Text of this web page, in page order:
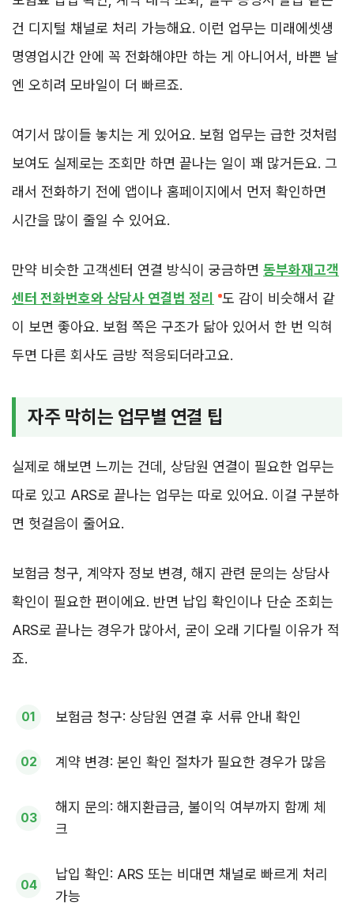
건 디지털 채널로 처리 가능해요. 이런 업무는 미래에셋생
명영업시간 안에 꼭 전화해야만 하는 게 아니어서, 바쁜 날
엔 오히려 모바일이 더 빠르죠.
여기서 많이들 놓치는 게 있어요. 보험 업무는 급한 것처럼
보여도 실제로는 조회만 하면 끝나는 일이 꽤 많거든요. 그
래서 전화하기 전에 앱이나 홈페이지에서 먼저 확인하면
시간을 많이 줄일 수 있어요.
만약 비슷한 고객센터 연결 방식이 궁금하면 동부화재고객
센터 전화번호와 상담사 연결법 정리 도 감이 비슷해서 같
이 보면 좋아요. 보험 쪽은 구조가 닮아 있어서 한 번 익혀
두면 다른 회사도 금방 적응되더라고요.
자주 막히는 업무별 연결 팁
실제로 해보면 느끼는 건데, 상담원 연결이 필요한 업무는
따로 있고 ARS로 끝나는 업무는 따로 있어요. 이걸 구분하
면 헛걸음이 줄어요.
보험금 청구, 계약자 정보 변경, 해지 관련 문의는 상담사
확인이 필요한 편이에요. 반면 납입 확인이나 단순 조회는
ARS로 끝나는 경우가 많아서, 굳이 오래 기다릴 이유가 적
죠.
보험금 청구: 상담원 연결 후 서류 안내 확인
계약 변경: 본인 확인 절차가 필요한 경우가 많음
해지 문의: 해지환급금, 불이익 여부까지 함께 체
크
납입 확인: ARS 또는 비대면 채널로 빠르게 처리
가능